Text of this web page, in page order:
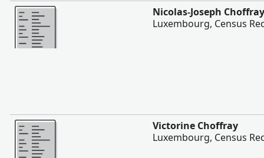
შევიტყოთ მეტი
Nicolas-Joseph Choffray
Luxembourg, Census
შევიტყოთ მეტი
Victorine Choffray
Luxembourg, Census